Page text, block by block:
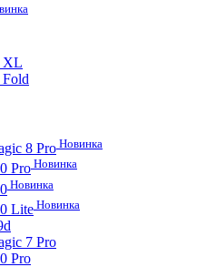
XL
8 Pro Новинка
Pro Новинка
Новинка
Lite Новинка
7 Pro
Pro